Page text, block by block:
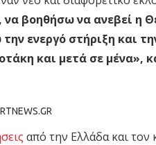
βοηθήσω να ανεβεί η
ενεργό στήριξη και
και μετά σε μένα»,
από την Ελλάδα και τον